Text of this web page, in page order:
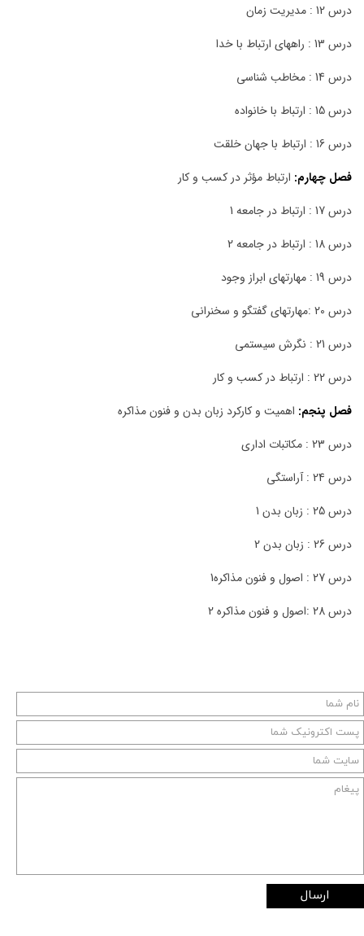
درس 12 : مدیریت زمان
درس 13 : راههای ارتباط با خدا
درس 14 : مخاطب شناسی
درس 15 : ارتباط با خانواده
درس 16 : ارتباط با جهان خلقت
فصل چهارم: ارتباط مؤثر در کسب و کار
درس 17 : ارتباط در جامعه 1
درس 18 : ارتباط در جامعه 2
درس 19 : مهارتهای ابراز وجود
درس 20 :مهارتهای گفتگو و سخنرانی
درس 21 : نگرش سیستمی
درس 22 : ارتباط در کسب و کار
فصل پنجم: اهمیت و کارکرد زبان بدن و فنون مذاکره
درس 23 : مکاتبات اداری
درس 24 : آراستگی
درس 25 : زبان بدن 1
درس 26 : زبان بدن 2
درس 27 : اصول و فنون مذاکره1
درس 28 :اصول و فنون مذاکره 2
ارسال